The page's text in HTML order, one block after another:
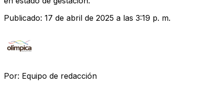
Publicado: 17 de abril de 2025 a las 3:19 p. m.
Por: Equipo de redacción